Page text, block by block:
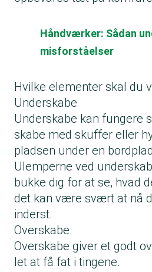
Håndværker: Sådan
misforståelser
Hvilke elementer skal du
Underskabe
Underskabe kan fungere
skabe med skuffer eller
pladsen under en
Ulemperne ved
bukke dig for at se, hvad
det kan være svært at nå
inderst.
Overskabe
Overskabe giver et godt
let at få fat i tingene.